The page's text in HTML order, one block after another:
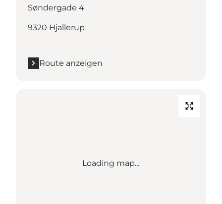
Søndergade 4
9320 Hjallerup
Route anzeigen
Loading map...